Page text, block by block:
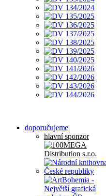
doporučujeme
hlavní sponzor